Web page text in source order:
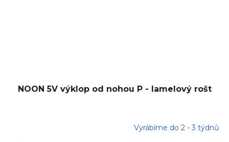
NOON 5V výklop od nohou P - lamelový rošt
Vyrábíme do 2 - 3 týdnů